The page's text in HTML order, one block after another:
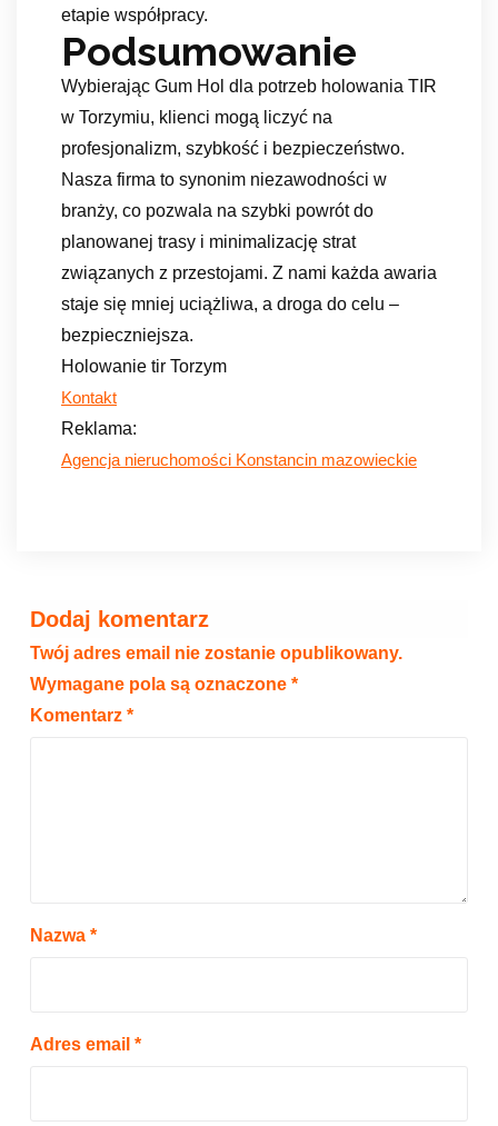
etapie współpracy.
Podsumowanie
Wybierając Gum Hol dla potrzeb holowania TIR
w Torzymiu, klienci mogą liczyć na
profesjonalizm, szybkość i bezpieczeństwo.
Nasza firma to synonim niezawodności w
branży, co pozwala na szybki powrót do
planowanej trasy i minimalizację strat
związanych z przestojami. Z nami każda awaria
staje się mniej uciążliwa, a droga do celu –
bezpieczniejsza.
Holowanie tir Torzym
Kontakt
Reklama:
Agencja nieruchomości Konstancin mazowieckie
Dodaj komentarz
Twój adres email nie zostanie opublikowany.
Wymagane pola są oznaczone *
Komentarz *
Nazwa *
Adres email *